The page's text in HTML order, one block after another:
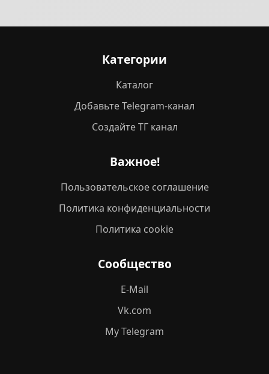
Категории
Каталог
Добавьте Telegram-канал
Создайте ТГ канал
Важное!
Пользовательское соглашение
Политика конфиденциальности
Политика cookie
Сообщество
E-Mail
Vk.com
My Telegram